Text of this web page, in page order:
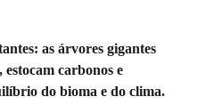
as árvores gigantes
estocam carbonos e
do bioma e do clima.